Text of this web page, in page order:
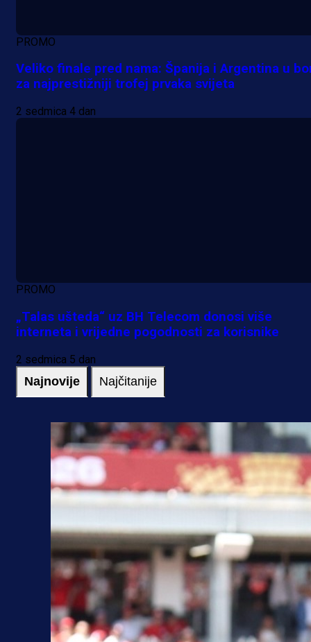
PROMO
Veliko finale pred nama: Španija i Argentina u
za najprestižniji trofej prvaka svijeta
2 sedmica 4 dan
PROMO
„Talas ušteda“ uz BH Telecom donosi više
interneta i vrijedne pogodnosti za korisnike
2 sedmica 5 dan
Najnovije Najčitanije